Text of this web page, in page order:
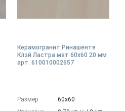
Керамогранит Ринашенте
Клэй Ластра мат 60x60 20 мм
арт. 610010002657
Размер
60х60